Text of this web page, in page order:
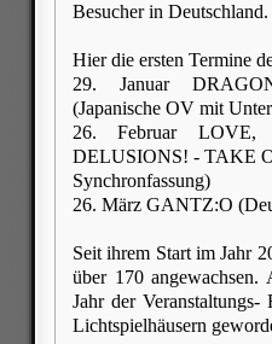
Besucher in Deutschland.
Hier die ersten Termine
29. Januar
(Japanische OV mit
26. Februar
DELUSIONS! - TAKE
Synchronfassung)
26. März GANTZ:O
Seit ihrem Start im Jahr
über 170
Jahr der
Lichtspielhäusern